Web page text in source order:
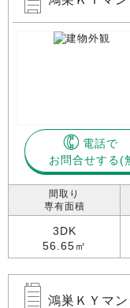
電話で
お問合せする
間取り
専有面積
3DK
56.65㎡
鴻巣ＫＹマ